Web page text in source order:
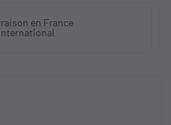
en France